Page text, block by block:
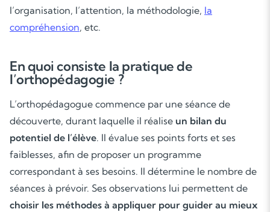
l’organisation, l’attention, la méthodologie, la
compréhension, etc.
En quoi consiste la pratique de
l’orthopédagogie ?
L’orthopédagogue commence par une séance de
découverte, durant laquelle il réalise un bilan du
potentiel de l’élève. Il évalue ses points forts et ses
faiblesses, afin de proposer un programme
correspondant à ses besoins. Il détermine le nombre de
séances à prévoir. Ses observations lui permettent de
choisir les méthodes à appliquer pour guider au mieux
Les deux